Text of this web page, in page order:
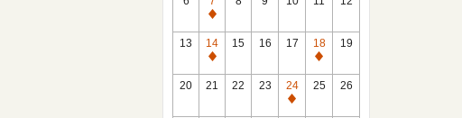
休
館
日
13
14
休
館
15 16 17
18
休
館
19
20 21 22 23
24
休
25 26